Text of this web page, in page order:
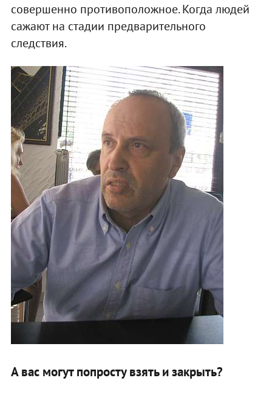
совершенно противоположное. Когда людей
сажают на стадии предварительного
следствия.
А вас могут попросту взять и закрыть?